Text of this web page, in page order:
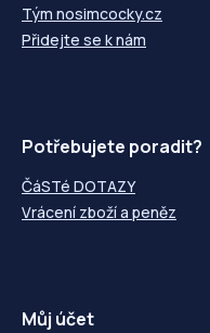
Tým nosimcocky.cz
Přidejte se k nám
Potřebujete poradit?
ČáSTé DOTAZY
Vrácení zboží a peněz
Můj účet